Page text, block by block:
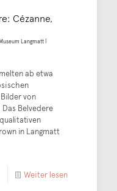
Cézanne,
Langmatt |
ab etwa
von
Das Belvedere
in Langmatt
Weiter lesen